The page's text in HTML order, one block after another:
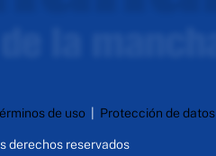
de uso| Protección de datos
derechos reservados